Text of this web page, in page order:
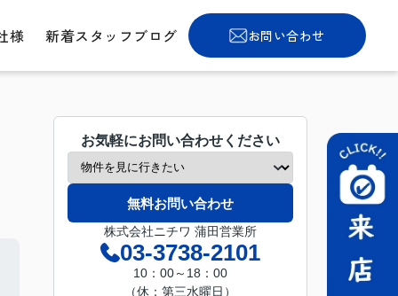
様 新着スタッフブログ お問い合わせ
お気軽にお問い合わせください
無料お問い合わせ
株式会社ニチワ 蒲田営業所
03-3738-2101
10：00～18：00
（休：第三水曜日）